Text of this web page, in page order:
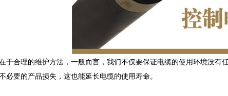
于合理的维护方法，一般而言，我们不仅要保证电缆的使用环境没
要的产品损失，这也能延长电缆的使用寿命。